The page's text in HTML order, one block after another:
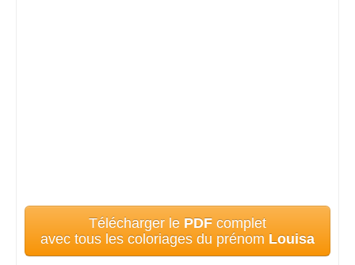
Télécharger le PDF complet
avec tous les coloriages du prénom Louisa